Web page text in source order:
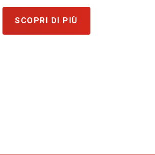
SCOPRI DI PIÙ